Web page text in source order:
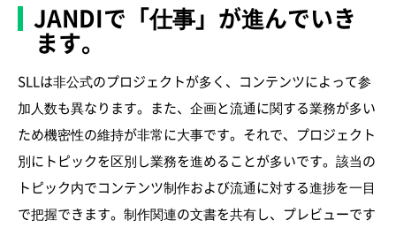
JANDIで「仕事」が進んでいき
ます。
SLLは非公式のプロジェクトが多く、コンテンツによって参
加人数も異なります。また、企画と流通に関する業務が多い
ため機密性の維持が非常に大事です。それで、プロジェクト
別にトピックを区別し業務を進めることが多いです。該当の
トピック内でコンテンツ制作および流通に対する進捗を一目
で把握できます。制作関連の文書を共有し、プレビューです